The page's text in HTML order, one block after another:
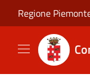
Salta al contenuto
Regione